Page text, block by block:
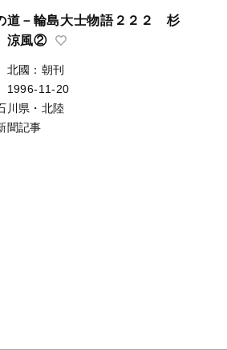
道－輪島大士物語２２２ 杉
涼風②
北國：朝刊
1996-11-20
川県・北陸
聞記事